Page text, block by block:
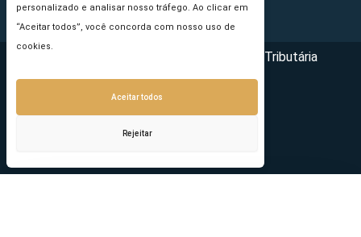
personalizado e analisar nosso tráfego. Ao clicar em
“Aceitar todos”, você concorda com nosso uso de
cookies.
Aceitar todos
Rejeitar
Copyright © 2026 - Portal da Reforma Tributária